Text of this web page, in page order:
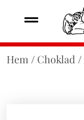
Hem / Choklad /